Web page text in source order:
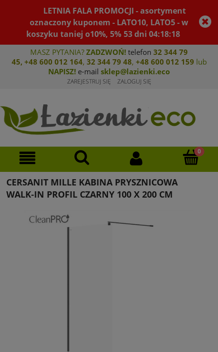
LETNIA FALA PROMOCJI - asortyment
oznaczony kuponem - LATO10, LATO5 - w
koszyku taniej o10%, 5% 53dni04:18:17
MASZ PYTANIA? ZADZWOŃ! telefon 32 344 79
45, +48 600 012 164, 32 344 79 48, +48 600 012 159 lub
NAPISZ! e-mail sklep@lazienki.eco
ZAREJESTRUJ SIĘ ZALOGUJ SIĘ
CERSANIT MILLE KABINA PRYSZNICOWA
WALK-IN PROFIL CZARNY 100 X 200 CM